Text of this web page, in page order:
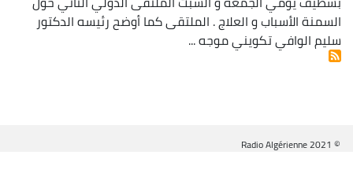
السمنة الأسباب و العلاج . الملتقى كما أوضح رئيسه الدكتور
سليم الوافي تكويني موجه ...
© Radio Algérienne 2021